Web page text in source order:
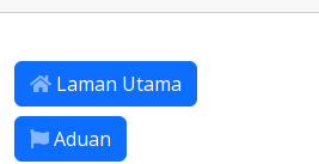
Laman Utama
Aduan